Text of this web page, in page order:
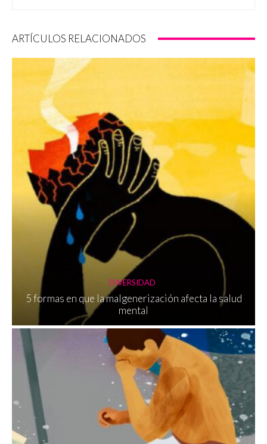
ARTÍCULOS RELACIONADOS
DIVERSIDAD
5 formas en que la malgenerización afecta la salud
mental